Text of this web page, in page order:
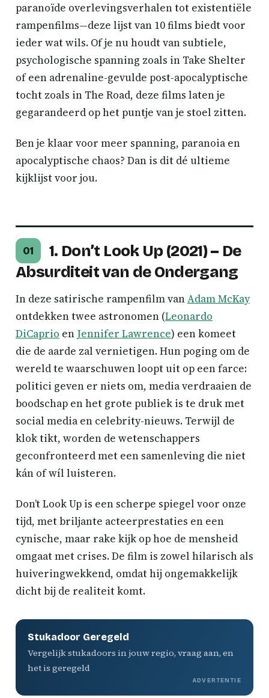
paranoïde overlevingsverhalen tot existentiële
rampenfilms—deze lijst van 10 films biedt voor
ieder wat wils. Of je nu houdt van subtiele,
psychologische spanning zoals in Take Shelter
of een adrenaline-gevulde post-apocalyptische
tocht zoals in The Road, deze films laten je
gegarandeerd op het puntje van je stoel zitten.
Ben je klaar voor meer spanning, paranoia en
apocalyptische chaos? Dan is dit dé ultieme
kijklijst voor jou.
01
1. Don’t Look Up (2021) – De
Absurditeit van de Ondergang
In deze satirische rampenfilm vanAdam McKay
ontdekken twee astronomen (Leonardo
DiCaprio en Jennifer Lawrence) een komeet
die de aarde zal vernietigen. Hun poging om de
wereld te waarschuwen loopt uit op een farce:
politici geven er niets om, media verdraaien de
boodschap en het grote publiek is te druk met
social media en celebrity-nieuws. Terwijl de
klok tikt, worden de wetenschappers
geconfronteerd met een samenleving die niet
kán of wíl luisteren.
Don’t Look Up is een scherpe spiegel voor onze
tijd, met briljante acteerprestaties en een
cynische, maar rake kijk op hoe de mensheid
omgaat met crises. De film is zowel hilarisch als
huiveringwekkend, omdat hij ongemakkelijk
dicht bij de realiteit komt.
Stukadoor Geregeld
Vergelijk stukadoors in jouw regio, vraag aan, en
het is geregeld
ADVERTENTIE